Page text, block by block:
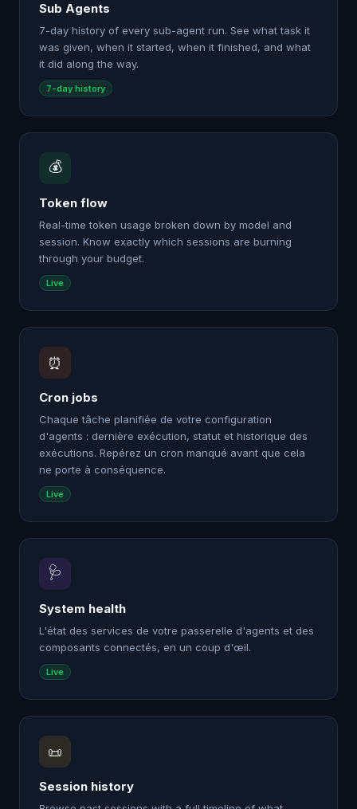
Sub Agents
7-day history of every sub-agent run. See what task it
was given, when it started, when it finished, and what
it did along the way.
7-day history
💰
Token flow
Real-time token usage broken down by model and
session. Know exactly which sessions are burning
through your budget.
Live
⏰
Cron jobs
Chaque tâche planifiée de votre configuration
d'agents : dernière exécution, statut et historique des
exécutions. Repérez un cron manqué avant que cela
ne porte à conséquence.
Live
🩺
System health
L'état des services de votre passerelle d'agents et des
composants connectés, en un coup d'œil.
Live
📜
Session history